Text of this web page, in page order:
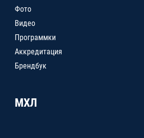
Фото
Видео
Программки
Аккредитация
Брендбук
МХЛ